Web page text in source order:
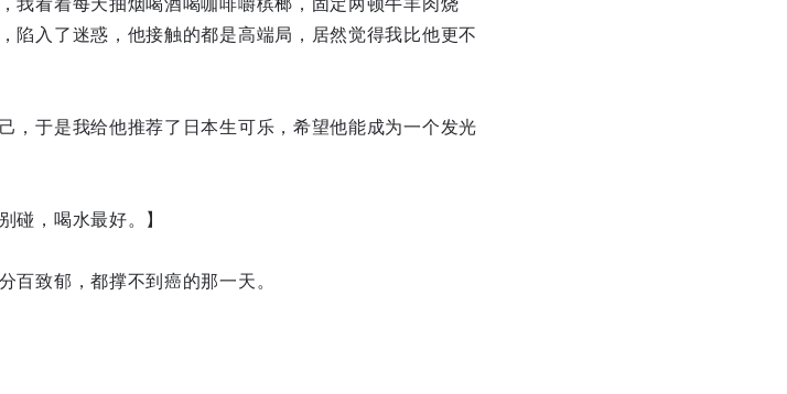
我看着每天抽烟喝酒喝咖啡嚼槟榔，固定两顿牛羊肉烧
陷入了迷惑，他接触的都是高端局，居然觉得我比他更不
，于是我给他推荐了日本生可乐，希望他能成为一个发光
碰，喝水最好。】
百致郁，都撑不到癌的那一天。